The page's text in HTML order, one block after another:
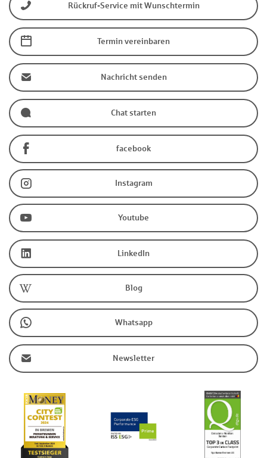
Rückruf-Service mit Wunschtermin
Termin vereinbaren
Nachricht senden
Chat starten
facebook
Instagram
Youtube
LinkedIn
Blog
Whatsapp
Newsletter